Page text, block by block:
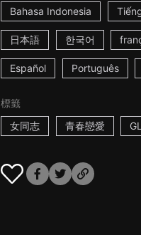
Bahasa Indonesia
日本語 한국어
Español Português
標籤
女同志
青春戀愛 GL